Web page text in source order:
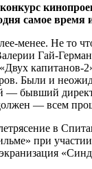
самое
Не то
Гай-
Были и
бывший
— всем
в
при
экранизация